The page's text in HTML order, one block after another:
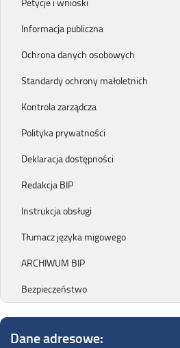
Informacja publiczna
Ochrona danych osobowych
Standardy ochrony małoletnich
Kontrola zarządcza
Polityka prywatności
Deklaracja dostępności
Redakcja BIP
Instrukcja obsługi
Tłumacz języka migowego
ARCHIWUM BIP
Bezpieczeństwo
Dane adresowe: